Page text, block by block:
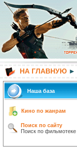
НА ГЛАВНУЮ ►
Наша база
Кино по жанрам
Поиск по сайту
Поиск по фильмотеке